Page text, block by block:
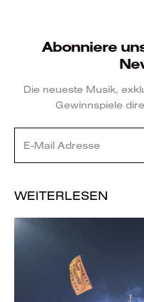
Abonniere
Die neueste Musik,
Gewinnspiele
WEITERLESEN